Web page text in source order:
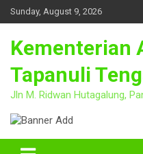
Skip
to
Sunday, August 9, 2026
Kementerian
Tapanuli
Jln M. Ridwan Hutagalung,